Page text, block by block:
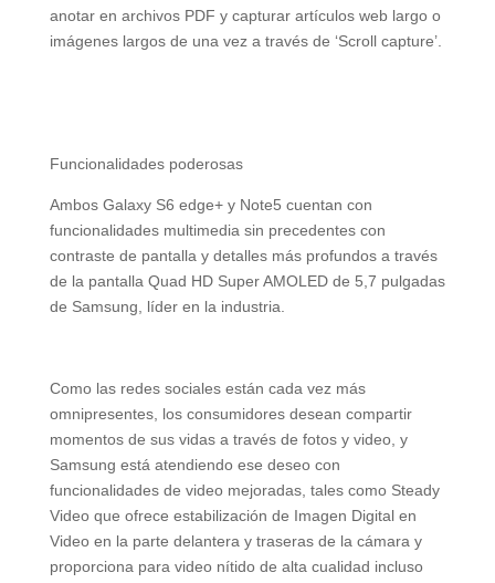
anotar en archivos PDF y capturar artículos web largo o
imágenes largos de una vez a través de ‘Scroll capture’.
Funcionalidades poderosas
Ambos Galaxy S6 edge+ y Note5 cuentan con
funcionalidades multimedia sin precedentes con
contraste de pantalla y detalles más profundos a través
de la pantalla Quad HD Super AMOLED de 5,7 pulgadas
de Samsung, líder en la industria.
Como las redes sociales están cada vez más
omnipresentes, los consumidores desean compartir
momentos de sus vidas a través de fotos y video, y
Samsung está atendiendo ese deseo con
funcionalidades de video mejoradas, tales como Steady
Video que ofrece estabilización de Imagen Digital en
Video en la parte delantera y traseras de la cámara y
proporciona para video nítido de alta cualidad incluso